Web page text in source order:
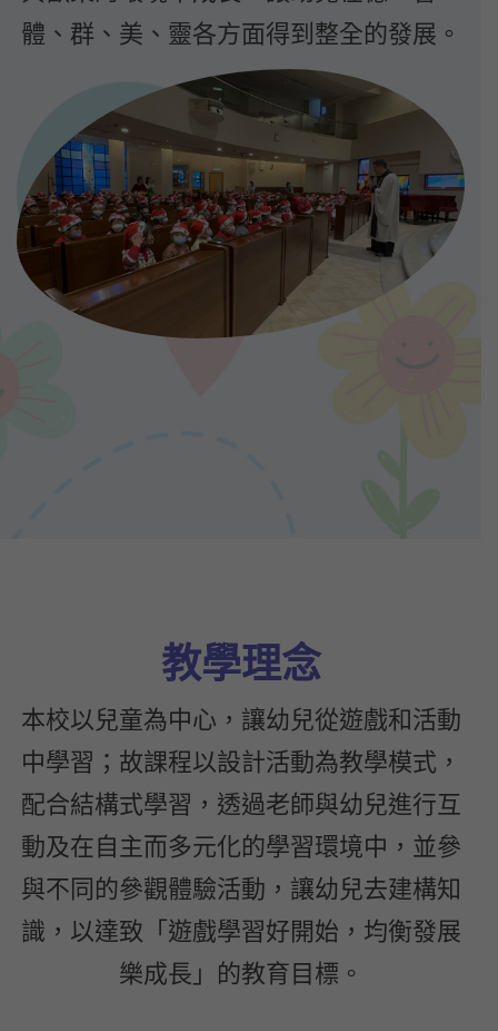
體、群、美、靈各方面得到整全的發展。
教學理念
本校以兒童為中心，讓幼兒從遊戲和活動
中學習；故課程以設計活動為教學模式，
配合結構式學習，透過老師與幼兒進行互
動及在自主而多元化的學習環境中，並參
與不同的參觀體驗活動，讓幼兒去建構知
識，以達致「遊戲學習好開始，均衡發展
樂成長」的教育目標。